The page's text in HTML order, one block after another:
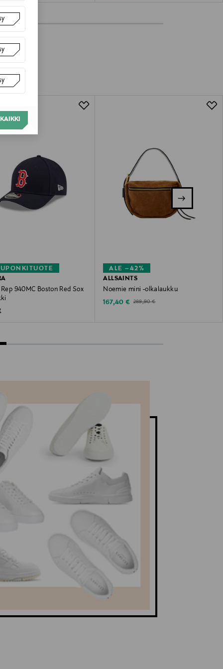
940MC Boston Red Sox
ALE –42%
ALLSAINTS
Noemie mini -olkalaukku
Discounted Price
167,40 € Original Price
289,90 €